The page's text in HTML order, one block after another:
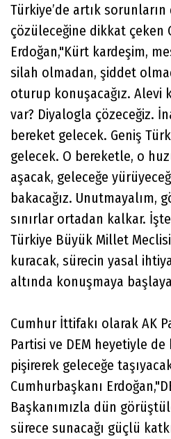
Türkiye’de artık
çözüleceğine dikkat çeken
Erdoğan,"Kürt kardeşim,
silah olmadan, şiddet
oturup konuşacağız. Alevi
var? Diyalogla çözeceğiz.
bereket gelecek. Geniş
gelecek. O bereketle, o
aşacak, geleceğe
bakacağız. Unutmayalım,
sınırlar ortadan kalkar.
Türkiye Büyük Millet
kuracak, sürecin yasal
altında konuşmaya
Cumhur İttifakı olarak AK
Partisi ve DEM heyetiyle
pişirerek geleceğe
Cumhurbaşkanı
Başkanımızla dün
sürece sunacağı güçlü